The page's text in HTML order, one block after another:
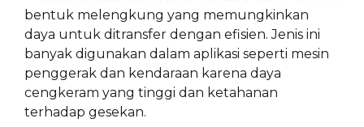
bentuk melengkung yang memungkinkan
daya untuk ditransfer dengan efisien. Jenis ini
banyak digunakan dalam aplikasi seperti mesin
penggerak dan kendaraan karena daya
cengkeram yang tinggi dan ketahanan
terhadap gesekan.